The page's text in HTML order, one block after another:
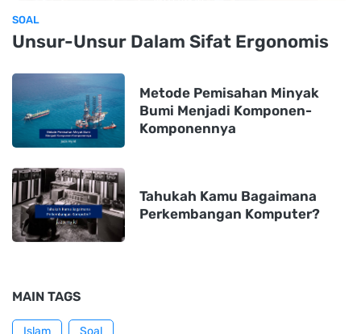
SOAL
Unsur-Unsur Dalam Sifat Ergonomis
Metode Pemisahan Minyak
Bumi Menjadi Komponen-
Komponennya
Tahukah Kamu Bagaimana
Perkembangan Komputer?
MAIN TAGS